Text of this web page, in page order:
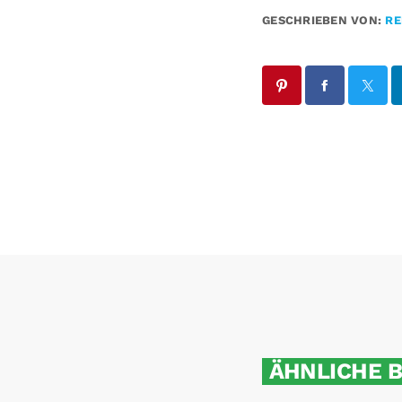
GESCHRIEBEN VON:
ÄHNLICHE